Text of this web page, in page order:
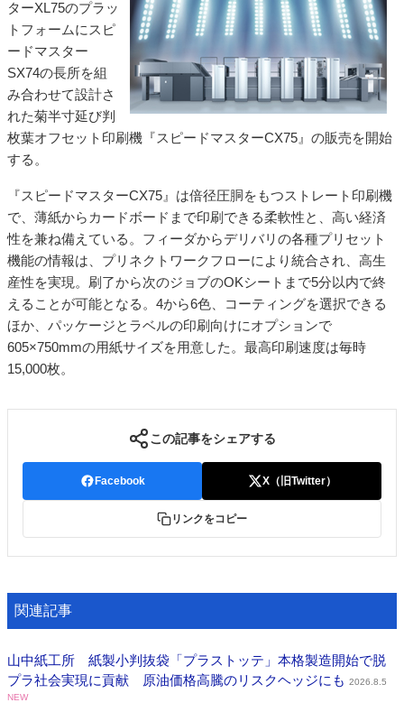
特集記事カテゴリー一覧
2022 見える化・MIS特集
特集・デジタル印刷 アイデアで勝負！ ～多様なビジネス・多彩な商材～
JAPAN PACK 2023 特集
中古印刷機・製本機特集
2022 検査・校正特集
特集・デジタル印刷 ～ 新成長軌道を描く
案内
発刊案内
JFPI印刷用語集 印刷機材年鑑
運営
会社案内
購読・購入申し込み
サイトポリシー
お問い合わせ
ターXL75のプラッ
トフォームにスピ
ードマスター
SX74の長所を組
み合わせて設計さ
れた菊半寸延び判
枚葉オフセット印刷機『スピードマスターCX75 』の販売を開始
する。
『スピードマスターCX75 』は倍径圧胴をもつストレート印刷機
で、薄紙からカードボードまで印刷できる柔軟性と、高い経済
性を兼ね備えている。フィーダからデリバリの各種プリセット
機能の情報は、プリネクトワークフローにより統合され、高生
産性を実現。刷了から次のジョブのOKシートまで5分以内で終
えることが可能となる。 4から6色、コーティングを選択できる
ほか、パッケージとラベルの印刷向けにオプションで
605×750mmの用紙サイズを用意した。最高印刷速度は毎時
15,000枚。
この記事をシェアする
Facebook X（旧Twitter）
リンクをコピー
関連記事
山中紙工所 紙製小判抜袋「プラストッテ」本格製造開始で脱
プラ社会実現に貢献 原油価格高騰のリスクヘッジにも 2026.8.5
NEW